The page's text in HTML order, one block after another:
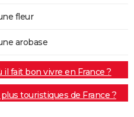
fleur
arobase
fait bon vivre en France ?
touristiques de France ?